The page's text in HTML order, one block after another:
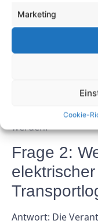
Marketing
Cookie-
werden?
Antwort: Die
von
Anforderungen. In
jedoch
werden.
Frage 2:
Antwort: Die